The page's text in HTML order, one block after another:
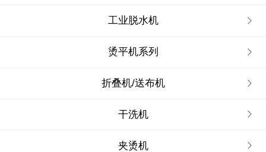
工业脱水机
烫平机系列
折叠机/送布机
干洗机
夹烫机